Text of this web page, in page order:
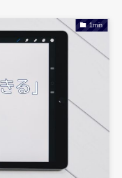
1min